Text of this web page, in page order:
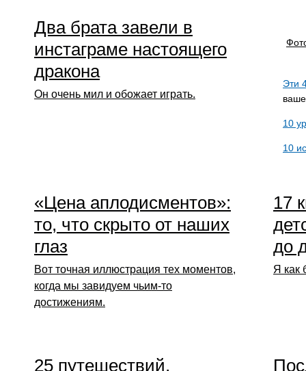
Два брата завели в
инстаграме настоящего
дракона
Он очень мил и обожает играть.
Эти
10
10
«Цена аплодисментов»:
то, что скрыто от наших
глаз
Вот точная иллюстрация тех моментов,
когда мы завидуем чьим-то
достижениям.
17
до
Я как
25 путешествий,